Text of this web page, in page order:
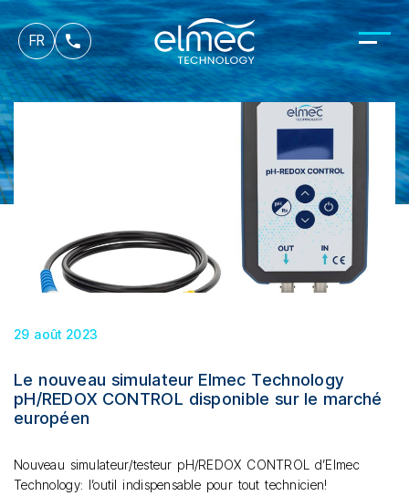
FR
es
it
29 août 2023
Le nouveau simulateur Elmec Technology
pH/REDOX CONTROL disponible sur le marché
européen
Nouveau simulateur/testeur pH/REDOX CONTROL d’Elmec
Technology: l’outil indispensable pour tout technicien!